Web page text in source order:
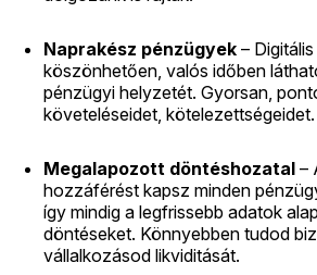
Naprakész pénzügyek –
köszönhetően, valós időben
pénzügyi helyzetét. Gyorsan,
követeléseidet, kötelezettségeidet.
Megalapozott döntéshozatal –
hozzáférést kapsz minden
így mindig a legfrissebb adatok
döntéseket. Könnyebben tudod
vállalkozásod likviditását.